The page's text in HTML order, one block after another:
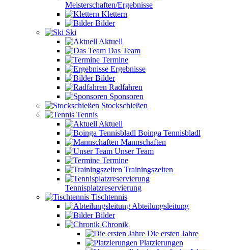
Meisterschaften/Ergebnisse
Klettern
Bilder
Ski
Aktuell
Das Team
Termine
Ergebnisse
Bilder
Radfahren
Sponsoren
Stockschießen
Tennis
Aktuell
Boinga Tennisbladl
Mannschaften
Unser Team
Termine
Trainingszeiten
Tennisplatzreservierung
Tischtennis
Abteilungsleitung
Bilder
Chronik
Die ersten Jahre
Platzierungen